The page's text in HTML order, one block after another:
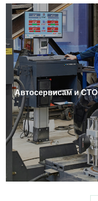
Автосервисам и СТО